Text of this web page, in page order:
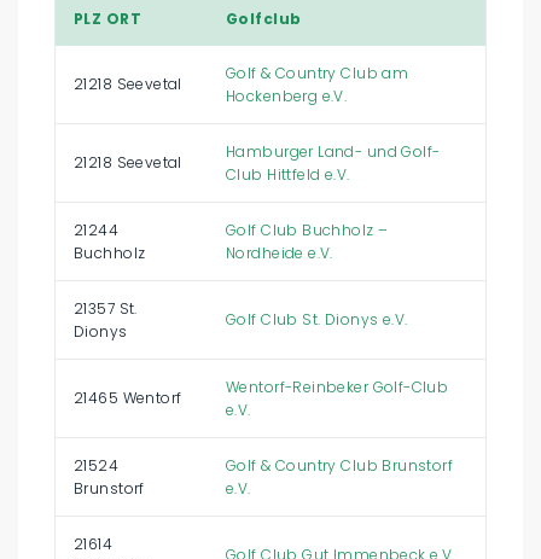
PLZ ORT Golfclub
21218 Seevetal
Golf & Country Club am
Hockenberg e.V.
21218 Seevetal
Hamburger Land- und Golf-
Club Hittfeld e.V.
21244
Buchholz
Golf Club Buchholz –
Nordheide e.V.
21357 St.
Dionys
Golf Club St. Dionys e.V.
21465 Wentorf
Wentorf-Reinbeker Golf-Club
e.V.
21524
Brunstorf
Golf & Country Club Brunstorf
e.V.
21614
Golf Club Gut Immenbeck e.V.